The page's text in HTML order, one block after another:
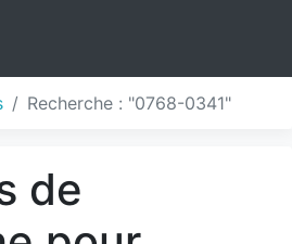
Recherche : "0768-0341"
de